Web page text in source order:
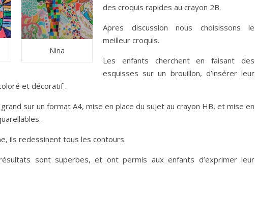
Nina
des croquis rapides au crayon 2B.
Apres discussion nous choisissons le
meilleur croquis.
Les enfants cherchent en faisant des
esquisses sur un brouillon, d’insérer leur
et décoratif .
sur un format A4, mise en place du sujet au crayon HB, et mise en
ils redessinent tous les contours.
sont superbes, et ont permis aux enfants d’exprimer leur